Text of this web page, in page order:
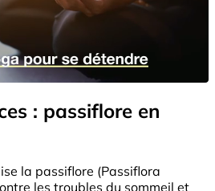
: passiflore en
la passiflore (Passiflora
les troubles du sommeil et